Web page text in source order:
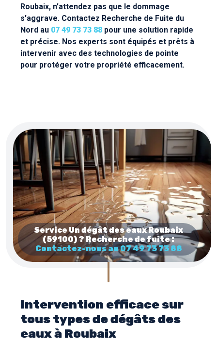
Roubaix, n'attendez pas que le dommage
s'aggrave. Contactez Recherche de Fuite du
Nord au 07 49 73 73 88 pour une solution rapide
et précise. Nos experts sont équipés et prêts à
intervenir avec des technologies de pointe
pour protéger votre propriété efficacement.
Service Un dégât des eaux Roubaix
(59100) ? Recherche de fuite :
Contactez-nous au 07 49 73 73 88
Intervention efficace sur
tous types de dégâts des
eaux à Roubaix